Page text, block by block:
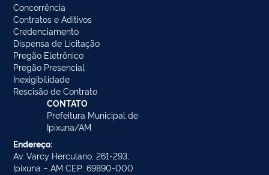
Concorrência
Contratos e Aditivos
Credenciamento
Dispensa de Licitação
Pregão Eletrônico
Pregão Presencial
Inexigibilidade
Rescisão de Contrato
CONTATO
Prefeitura Municipal de
Ipixuna/AM
Endereço:
Av. Varcy Herculano, 261-293,
Ipixuna – AM CEP: 69890-000